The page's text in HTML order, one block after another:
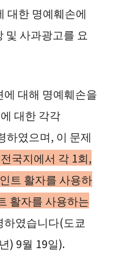
대한 명예훼손에
및 사과광고를 요
대해 명예훼손을
대한 각각
하였으며, 이 문제
국지에서 각 1회,
트 활자를 사용하
활자를 사용하는
하였습니다(도쿄
) 9월 19일).